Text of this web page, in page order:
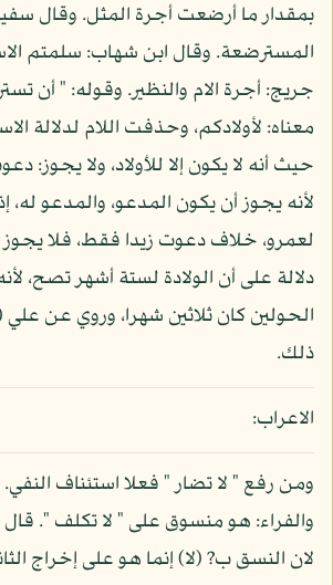
بمقدار ما أرضعت أجرة المثل. وقال
المسترضعة. وقال ابن شهاب: سلمتم
جريج: أجرة الام والنظير. وقوله: " أن
معناه: لأولادكم، وحذفت اللام لدلالة
حيث أنه لا يكون إلا للأولاد، ولا يجوز:
لأنه يجوز أن يكون المدعو، والمدعو له،
لعمرو، خلاف دعوت زيدا فقط، فلا يجوز
دلالة على أن الولادة لستة أشهر تصح،
الحولين كان ثلاثين شهرا، وروي عن
ذلك.
الاعراب:
ومن رفع " لا تضار " فعلا استئناف النفي.
والفراء: هو منسوق على " لا تكلف ". قال
لان النسق ب? (لا) إنما هو على إخراج